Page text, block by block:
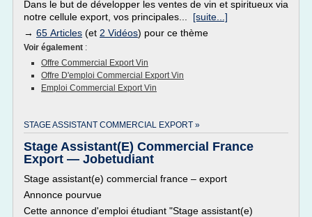
Dans le but de développer les ventes de vin et spiritueux via
notre cellule export, vos principales... [suite...]
→ 65 Articles (et 2 Vidéos) pour ce thème
Voir également :
Offre Commercial Export Vin
Offre D'emploi Commercial Export Vin
Emploi Commercial Export Vin
STAGE ASSISTANT COMMERCIAL EXPORT »
Stage Assistant(E) Commercial France
Export — Jobetudiant
Stage assistant(e) commercial france – export
Annonce pourvue
Cette annonce d'emploi étudiant "Stage assistant(e)